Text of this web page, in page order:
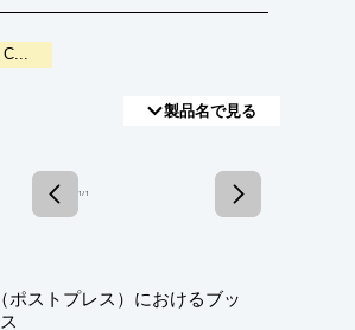
重視されます。
製品名で見る
1 / 1
ポストプレス）におけるブッ